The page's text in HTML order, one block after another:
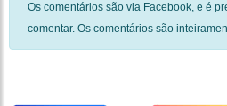
Os comentários são via Facebook, e é
comentar. Os comentários são